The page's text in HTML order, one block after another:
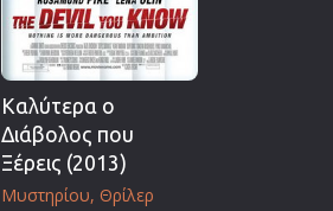
Καλύτερα ο
Διάβολος που
Ξέρεις (2013)
Μυστηρίου Θρίλερ